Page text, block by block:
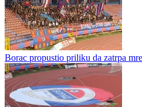
Mandiću kriv Vico i Borac za